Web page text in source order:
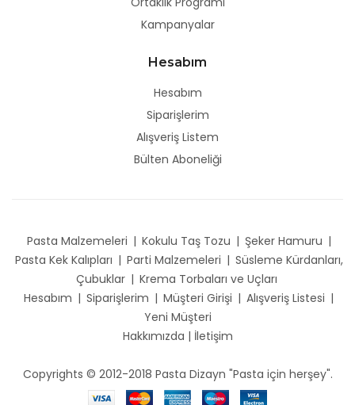
Kampanyalar
Hesabım
Hesabım
Siparişlerim
Alışveriş Listem
Bülten Aboneliği
Pasta Malzemeleri | Kokulu Taş Tozu | Şeker Hamuru |
Pasta Kek Kalıpları | Parti Malzemeleri | Süsleme Kürdanları,
Çubuklar | Krema Torbaları ve Uçları
Hesabım | Siparişlerim | Müşteri Girişi | Alışveriş Listesi |
Yeni Müşteri
Hakkımızda | İletişim
Copyrights © 2012-2018 Pasta Dizayn "Pasta için herşey".